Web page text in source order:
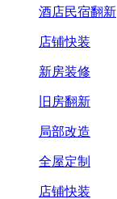
酒店民宿翻新
店铺快装
新房装修
旧房翻新
局部改造
全屋定制
店铺快装